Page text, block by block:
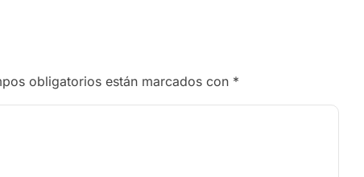
obligatorios están marcados con *